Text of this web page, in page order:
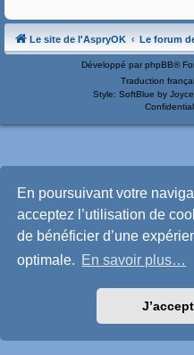
En poursuivant votre
acceptez l’utilisation de
de bénéficier d’une
optimale. En savoir plus…
Le site de l'AspryOK Le forum
Développé par phpBB®
Traduction
Style: SoftBlue by